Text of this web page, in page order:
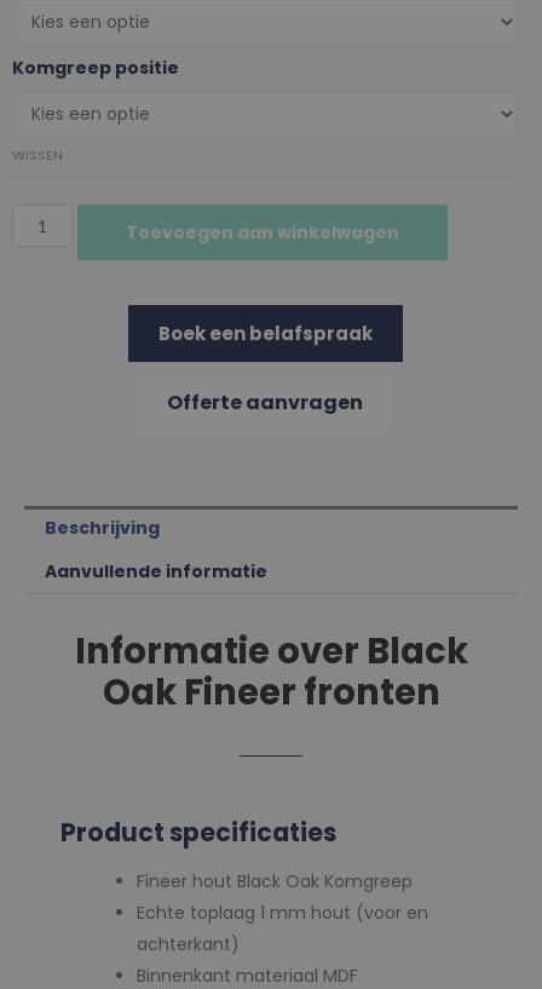
Komgreep positie
WISSEN
Toevoegen aan winkelwagen
Boek een belafspraak
Offerte aanvragen
Beschrijving
Aanvullende informatie
Informatie over Black
Oak Fineer fronten
Product specificaties
Fineer hout Black Oak Komgreep
Echte toplaag 1 mm hout (voor en
achterkant)
Binnenkant materiaal MDF